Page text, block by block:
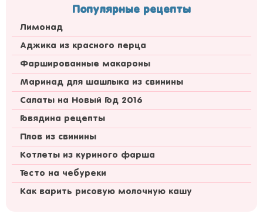
Популярные рецепты
Лимонад
Аджика из красного перца
Фаршированные макароны
Маринад для шашлыка из свинины
Салаты на Новый Год 2016
Говядина рецепты
Плов из свинины
Котлеты из куриного фарша
Тесто на чебуреки
Как варить рисовую молочную кашу